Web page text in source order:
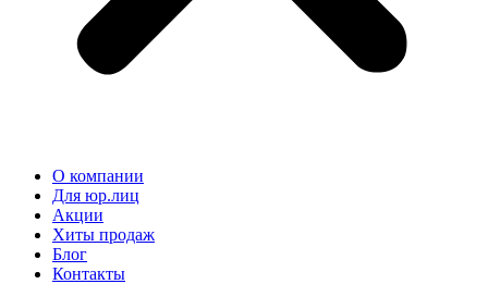
О компании
Для юр.лиц
Акции
Хиты продаж
Блог
Контакты